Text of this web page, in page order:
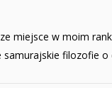
miejsce w moim
filozofie o